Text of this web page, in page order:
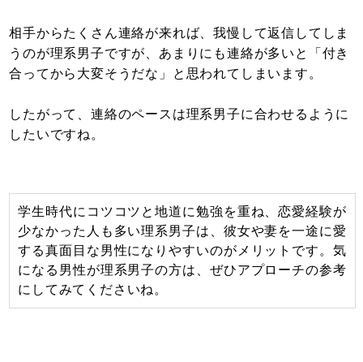
相手からたくさん連絡が来れば、我慢して返信してしま
うのが理系男子ですが、あまりにも連絡が多いと「付き
合ってから大変そうだな」と思われてしまいます。
したがって、連絡のペースは理系男子に合わせるように
したいですね。
学生時代にコツコツと地道に勉強を重ね、恋愛経験が
少なかった人も多い理系男子は、彼女や妻を一途に愛
する真面目な男性になりやすいのがメリットです。気
になる男性が理系男子の方は、ぜひアプローチの参考
にしてみてくださいね。